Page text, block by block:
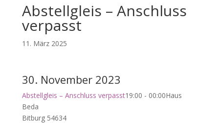
Abstellgleis – Anschluss
verpasst
11. März 2025
30. November 2023
Abstellgleis – Anschluss verpasst19:00 - 00:00Haus
Beda
Bitburg 54634